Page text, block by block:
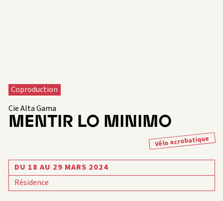
Coproduction
Cie Alta Gama
MENTIR LO MINIMO
Vélo acrobatique
DU 18 AU 29 MARS 2024
Résidence